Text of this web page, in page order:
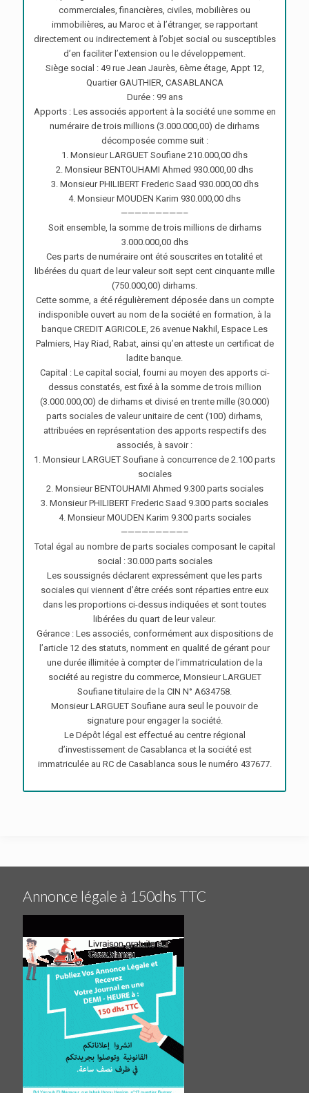
commerciales, financières, civiles, mobilières ou
immobilières, au Maroc et à l’étranger, se rapportant
directement ou indirectement à l’objet social ou susceptibles
d’en faciliter l’extension ou le développement.
Siège social : 49 rue Jean Jaurès, 6ème étage, Appt 12,
Quartier GAUTHIER, CASABLANCA
Durée : 99 ans
Apports : Les associés apportent à la société une somme en
numéraire de trois millions (3.000.000,00) de dirhams
décomposée comme suit :
1. Monsieur LARGUET Soufiane 210.000,00 dhs
2. Monsieur BENTOUHAMI Ahmed 930.000,00 dhs
3. Monsieur PHILIBERT Frederic Saad 930.000,00 dhs
4. Monsieur MOUDEN Karim 930.000,00 dhs
—————————–
Soit ensemble, la somme de trois millions de dirhams
3.000.000,00 dhs
Ces parts de numéraire ont été souscrites en totalité et
libérées du quart de leur valeur soit sept cent cinquante mille
(750.000,00) dirhams.
Cette somme, a été régulièrement déposée dans un compte
indisponible ouvert au nom de la société en formation, à la
banque CREDIT AGRICOLE, 26 avenue Nakhil, Espace Les
Palmiers, Hay Riad, Rabat, ainsi qu’en atteste un certificat de
ladite banque.
Capital : Le capital social, fourni au moyen des apports ci-
dessus constatés, est fixé à la somme de trois million
(3.000.000,00) de dirhams et divisé en trente mille (30.000)
parts sociales de valeur unitaire de cent (100) dirhams,
attribuées en représentation des apports respectifs des
associés, à savoir :
1. Monsieur LARGUET Soufiane à concurrence de 2.100 parts
sociales
2. Monsieur BENTOUHAMI Ahmed 9.300 parts sociales
3. Monsieur PHILIBERT Frederic Saad 9.300 parts sociales
4. Monsieur MOUDEN Karim 9.300 parts sociales
—————————–
Total égal au nombre de parts sociales composant le capital
social : 30.000 parts sociales
Les soussignés déclarent expressément que les parts
sociales qui viennent d’être créés sont réparties entre eux
dans les proportions ci-dessus indiquées et sont toutes
libérées du quart de leur valeur.
Gérance : Les associés, conformément aux dispositions de
l’article 12 des statuts, nomment en qualité de gérant pour
une durée illimitée à compter de l’immatriculation de la
société au registre du commerce, Monsieur LARGUET
Soufiane titulaire de la CIN N° A634758.
Monsieur LARGUET Soufiane aura seul le pouvoir de
signature pour engager la société.
Le Dépôt légal est effectué au centre régional
d’investissement de Casablanca et la société est
immatriculée au RC de Casablanca sous le numéro 437677.
Annonce légale à 150dhs TTC